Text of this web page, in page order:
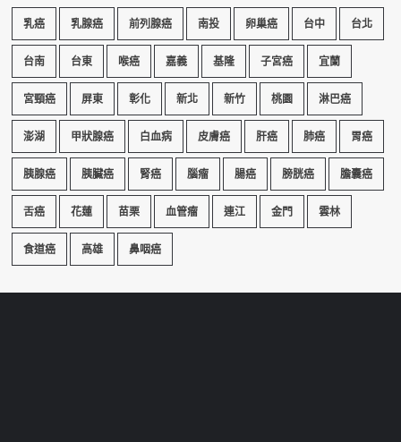
乳癌 乳腺癌 前列腺癌 南投 卵巢癌 台中 台北
台南 台東 喉癌 嘉義 基隆 子宮癌 宜蘭
宮頸癌 屏東 彰化 新北 新竹 桃園 淋巴癌
澎湖 甲狀腺癌 白血病 皮膚癌 肝癌 肺癌 胃癌
胰腺癌 胰臟癌 腎癌 腦瘤 腸癌 膀胱癌 膽囊癌
舌癌 花蓮 苗栗 血管瘤 連江 金門 雲林
食道癌 高雄 鼻咽癌